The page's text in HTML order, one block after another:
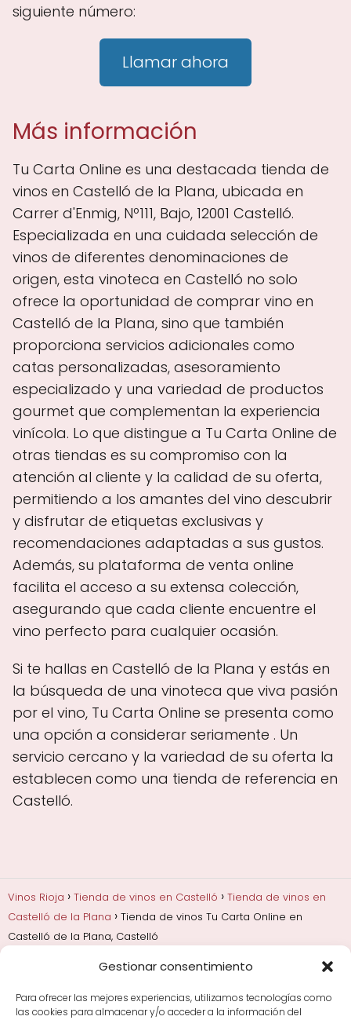
Gestionar consentimiento
Para ofrecer las mejores experiencias, utilizamos tecnologías como
las cookies para almacenar y/o acceder a la información del
siguiente número:
Llamar ahora
Más información
Tu Carta Online es una destacada tienda de
vinos en Castelló de la Plana, ubicada en
Carrer d'Enmig, Nº111, Bajo, 12001 Castelló.
Especializada en una cuidada selección de
vinos de diferentes denominaciones de
origen, esta vinoteca en Castelló no solo
ofrece la oportunidad de comprar vino en
Castelló de la Plana, sino que también
proporciona servicios adicionales como
catas personalizadas, asesoramiento
especializado y una variedad de productos
gourmet que complementan la experiencia
vinícola. Lo que distingue a Tu Carta Online de
otras tiendas es su compromiso con la
atención al cliente y la calidad de su oferta,
permitiendo a los amantes del vino descubrir
y disfrutar de etiquetas exclusivas y
recomendaciones adaptadas a sus gustos.
Además, su plataforma de venta online
facilita el acceso a su extensa colección,
asegurando que cada cliente encuentre el
vino perfecto para cualquier ocasión.
Si te hallas en Castelló de la Plana y estás en
la búsqueda de una vinoteca que viva pasión
por el vino, Tu Carta Online se presenta como
una opción a considerar seriamente . Un
servicio cercano y la variedad de su oferta la
establecen como una tienda de referencia en
Castelló.
Vinos Rioja Tienda de vinos en Castelló
Tienda de vinos en
Castelló de la Plana
Tienda de vinos Tu Carta Online en
Castelló de la Plana, Castelló
Añadas, crianza y guarda
Bodegas y marcas de
Comprar vino
Rioja y guías de regalo
Cultura del vino y